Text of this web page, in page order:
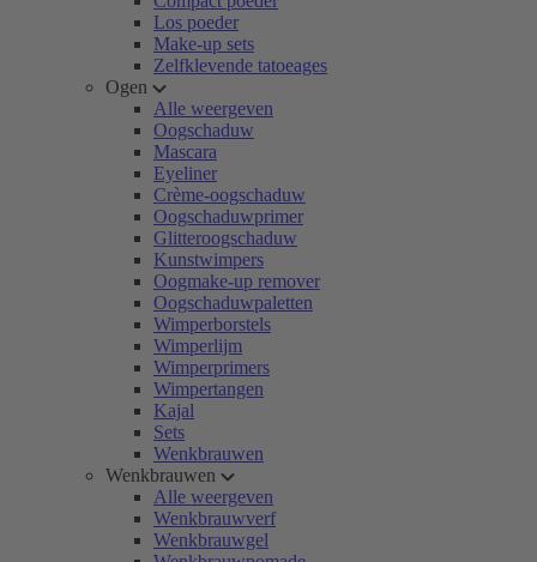
Los poeder
Make-up sets
Zelfklevende tatoeages
Ogen
Alle weergeven
Oogschaduw
Mascara
Eyeliner
Crème-oogschaduw
Oogschaduwprimer
Glitteroogschaduw
Kunstwimpers
Oogmake-up remover
Oogschaduwpaletten
Wimperborstels
Wimperlijm
Wimperprimers
Wimpertangen
Kajal
Sets
Wenkbrauwen
Wenkbrauwen
Alle weergeven
Wenkbrauwverf
Wenkbrauwgel